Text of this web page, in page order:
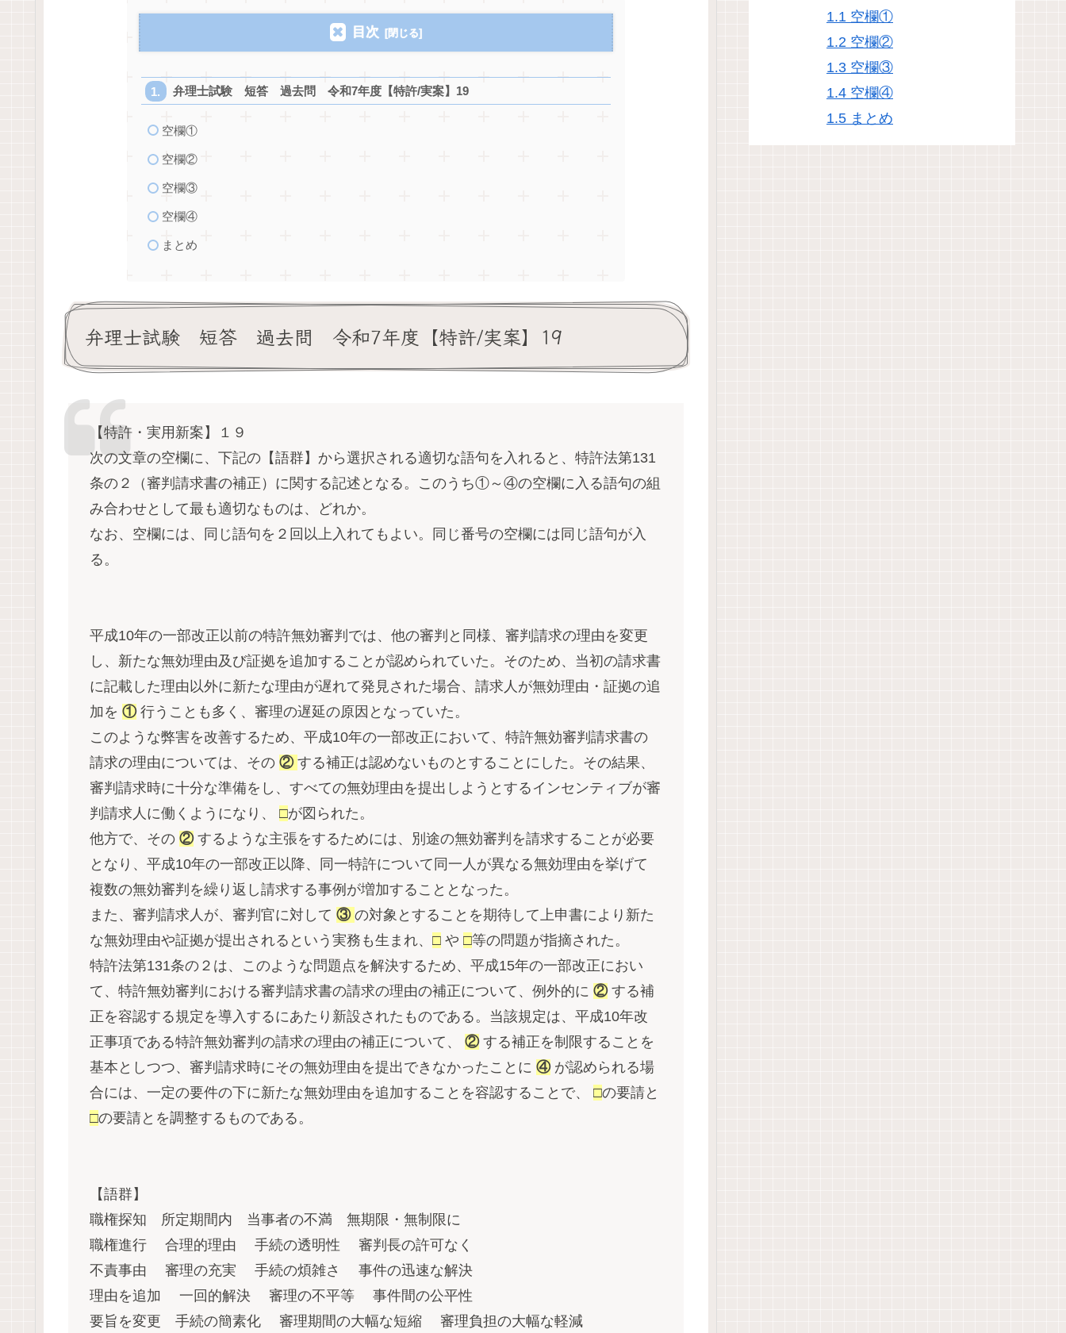
目次
弁理士試験 短答 過去問 令和7年度【特許/実案】19
空欄①
空欄②
空欄③
空欄④
まとめ
弁理士試験 短答 過去問 令和7年度【特許/実案】19
【特許・実用新案】１９
次の文章の空欄に、下記の【語群】から選択される適切な語句を入れると、特許法第131
条の２（審判請求書の補正）に関する記述となる。このうち①～④の空欄に入る語句の組
み合わせとして最も適切なものは、どれか。
なお、空欄には、同じ語句を２回以上入れてもよい。同じ番号の空欄には同じ語句が入
る。
平成10年の一部改正以前の特許無効審判では、他の審判と同様、審判請求の理由を変更
し、新たな無効理由及び証拠を追加することが認められていた。そのため、当初の請求書
に記載した理由以外に新たな理由が遅れて発見された場合、請求人が無効理由・証拠の追
加を①行うことも多く、審理の遅延の原因となっていた。
このような弊害を改善するため、平成10年の一部改正において、特許無効審判請求書の
請求の理由については、その②する補正は認めないものとすることにした。その結果、
審判請求時に十分な準備をし、すべての無効理由を提出しようとするインセンティブが審
判請求人に働くようになり、□が図られた。
他方で、その②するような主張をするためには、別途の無効審判を請求することが必要
となり、平成10年の一部改正以降、同一特許について同一人が異なる無効理由を挙げて
複数の無効審判を繰り返し請求する事例が増加することとなった。
また、審判請求人が、審判官に対して③の対象とすることを期待して上申書により新た
な無効理由や証拠が提出されるという実務も生まれ、□ や□等の問題が指摘された。
特許法第131条の２は、このような問題点を解決するため、平成15年の一部改正におい
て、特許無効審判における審判請求書の請求の理由の補正について、例外的に②する補
正を容認する規定を導入するにあたり新設されたものである。当該規定は、平成10年改
正事項である特許無効審判の請求の理由の補正について、②する補正を制限することを
基本としつつ、審判請求時にその無効理由を提出できなかったことに④が認められる場
合には、一定の要件の下に新たな無効理由を追加することを容認することで、□の要請と
□の要請とを調整するものである。
【語群】
職権探知 所定期間内 当事者の不満 無期限・無制限に
職権進行 合理的理由 手続の透明性 審判長の許可なく
不責事由 審理の充実 手続の煩雑さ 事件の迅速な解決
理由を追加 一回的解決 審理の不平等 事件間の公平性
要旨を変更 手続の簡素化 審理期間の大幅な短縮 審理負担の大幅な軽減
1.1 空欄①
1.2 空欄②
1.3 空欄③
1.4 空欄④
1.5 まとめ